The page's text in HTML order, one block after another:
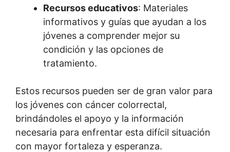
Recursos educativos: Materiales
informativos y guías que ayudan a los
jóvenes a comprender mejor su
condición y las opciones de
tratamiento.
Estos recursos pueden ser de gran valor para
los jóvenes con cáncer colorrectal,
brindándoles el apoyo y la información
necesaria para enfrentar esta difícil situación
con mayor fortaleza y esperanza.